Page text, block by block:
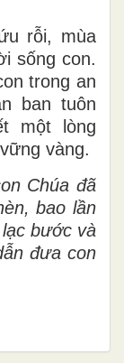
rỗi, mùa
sống con.
trong an
ban tuôn
một lòng
vàng.
Chúa đã
bao lần
bước và
đưa con